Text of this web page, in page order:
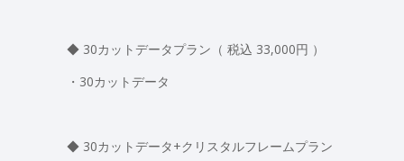
◆ 30カットデータプラン（ 税込 33,000円 ）
・30カットデータ
◆ 30カットデータ+クリスタルフレームプラン